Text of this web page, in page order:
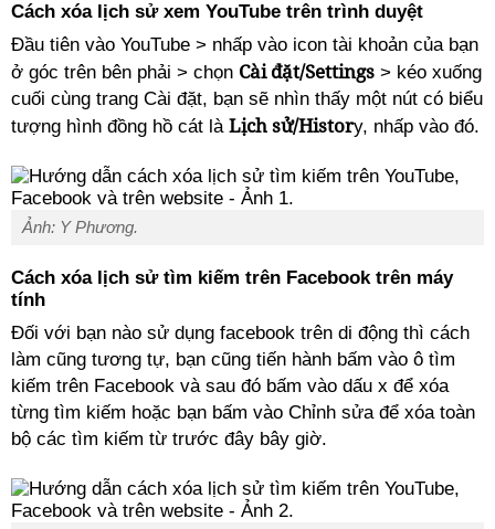
Cách xóa lịch sử xem YouTube trên trình duyệt
Đầu tiên vào YouTube > nhấp vào icon tài khoản của bạn
ở góc trên bên phải > chọn Cài đặt/Settings > kéo xuống
cuối cùng trang Cài đặt, bạn sẽ nhìn thấy một nút có biểu
tượng hình đồng hồ cát là Lịch sử/History, nhấp vào đó.
Ảnh: Y Phương.
Cách xóa lịch sử tìm kiếm trên Facebook trên máy
tính
Đối với bạn nào sử dụng facebook trên di động thì cách
làm cũng tương tự, bạn cũng tiến hành bấm vào ô tìm
kiếm trên Facebook và sau đó bấm vào dấu x để xóa
từng tìm kiếm hoặc bạn bấm vào Chỉnh sửa để xóa toàn
bộ các tìm kiếm từ trước đây bây giờ.